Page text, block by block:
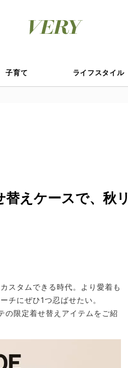
子育て ライフスタイル
えケースで、秋リ
スタムできる時代。より愛着も
チにぜひ1つ忍ばせたい。
の限定着せ替えアイテムをご紹